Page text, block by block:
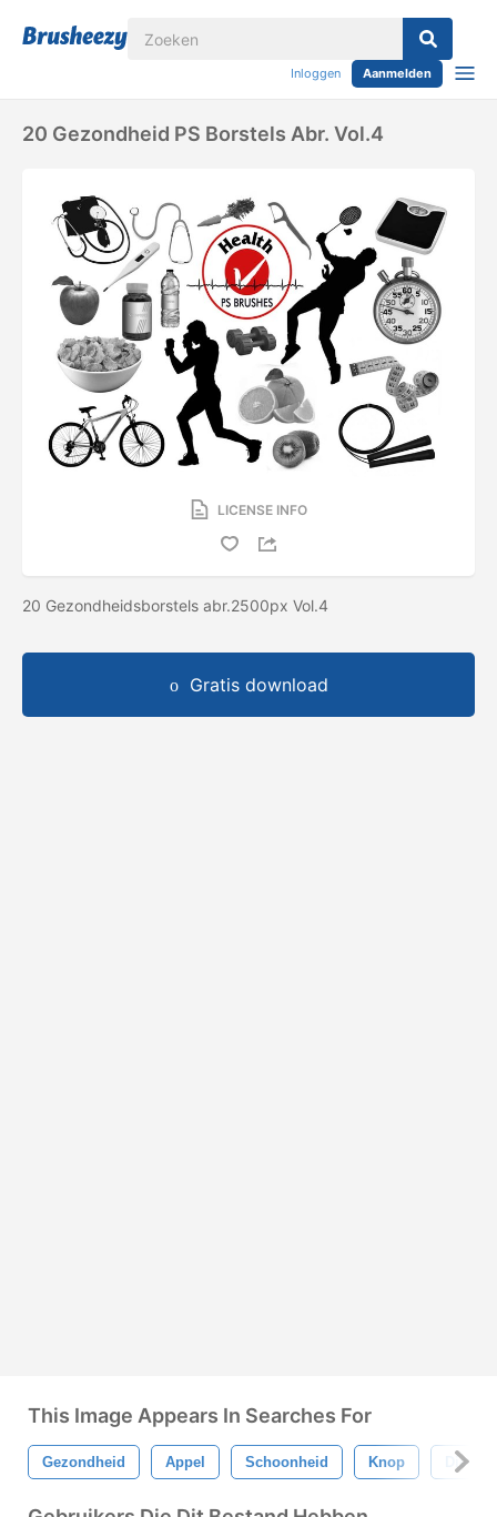
Inloggen Aanmelden
20 Gezondheid PS Borstels Abr. Vol.4
LICENSE INFO
20 Gezondheidsborstels abr.2500px Vol.4
Gratis download
This Image Appears In Searches For
Gezondheid Appel Schoonheid Knop Dieet